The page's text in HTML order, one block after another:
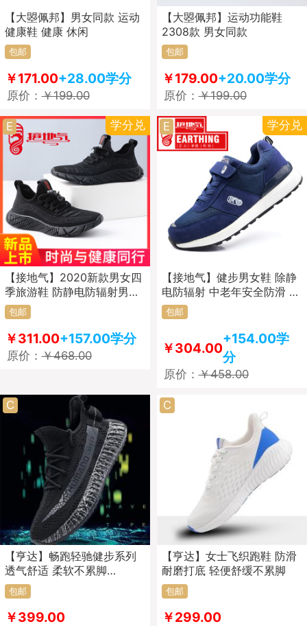
【大曌佩邦】男女同款 运动
健康鞋 健康 休闲
包邮
￥171.00+28.00学分
原价：￥199.00
【大曌佩邦】运动功能鞋
2308款 男女同款
包邮
￥179.00+20.00学分
原价：￥199.00
E 学分兑
【接地气】2020新款男女四
季旅游鞋 防静电防辐射男鞋
女鞋潮鞋休闲网面鞋
包邮
￥311.00+157.00学分
原价：￥468.00
E 学分兑
【接地气】健步男女鞋 除静
电防辐射 中老年安全防滑 运
动网面老人鞋
包邮
￥304.00
+154.00学
分
原价：￥458.00
C
【亨达】畅跑轻驰健步系列
透气舒适 柔软不累脚
93961504
包邮
￥399.00
C
【亨达】女士飞织跑鞋 防滑
耐磨打底 轻便舒缓不累脚
包邮
￥299.00